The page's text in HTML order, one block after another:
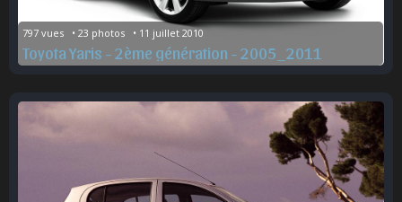
797 vues   • 23 photos   • 11 juillet 2010
Toyota Yaris - 2ème génération - 2005_2011